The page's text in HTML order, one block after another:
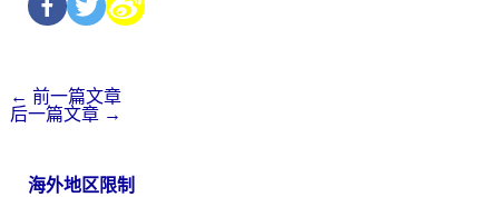
← 前一篇文章
后一篇文章 →
海外地区限制